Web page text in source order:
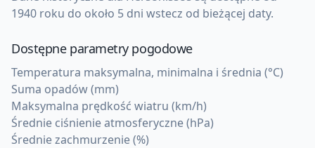
1940 roku do około 5 dni wstecz od bieżącej daty.
Dostępne parametry pogodowe
Temperatura maksymalna, minimalna i średnia (°C)
Suma opadów (mm)
Maksymalna prędkość wiatru (km/h)
Średnie ciśnienie atmosferyczne (hPa)
Średnie zachmurzenie (%)